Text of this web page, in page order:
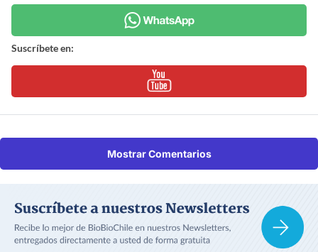
Suscríbete en:
Mostrar Comentarios